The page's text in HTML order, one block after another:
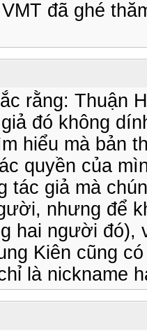
đã ghé
rằng: Thuận
đó không
hiểu mà bản
quyền của
tác giả mà
nhưng để
hai người
Kiên cũng
là nickname